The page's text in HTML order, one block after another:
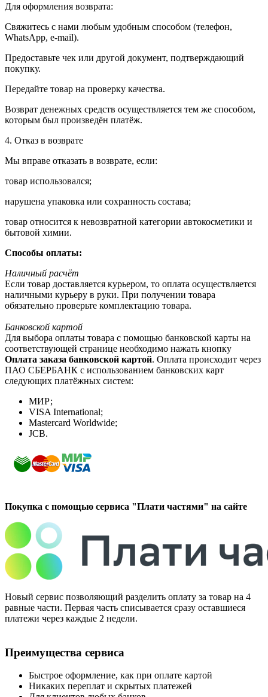
Для оформления возврата:
Свяжитесь с нами любым удобным способом (телефон,
WhatsApp, e-mail).
Предоставьте чек или другой документ, подтверждающий
покупку.
Передайте товар на проверку качества.
Возврат денежных средств осуществляется тем же способом,
которым был произведён платёж.
4. Отказ в возврате
Мы вправе отказать в возврате, если:
товар использовался;
нарушена упаковка или сохранность состава;
товар относится к невозвратной категории автокосметики и
бытовой химии.
Способы оплаты:
Наличный расчёт
Если товар доставляется курьером, то оплата осуществляется
наличными курьеру в руки. При получении товара
обязательно проверьте комплектацию товара.
Банковской картой
Для выбора оплаты товара с помощью банковской карты на
соответствующей странице необходимо нажать кнопку
Оплата заказа банковской картой. Оплата происходит через
ПАО СБЕРБАНК с использованием банковских карт
следующих платёжных систем:
МИР;
VISA International;
Mastercard Worldwide;
JCB.
Покупка с помощью сервиса "Плати частями" на сайте
Новый сервис позволяющий разделить оплату за товар на 4
равные части. Первая часть списывается сразу оставшиеся
платежи через каждые 2 недели.
Преимущества сервиса
Быстрое оформление, как при оплате картой
Никаких переплат и скрытых платежей